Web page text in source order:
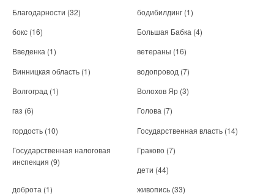
Благодарности (32) бодибилдинг (1)
бокс (16) Большая Бабка (4)
Введенка (1) ветераны (16)
Винницкая область (1) водопровод (7)
Волгоград (1) Волохов Яр (3)
газ (6) Голова (7)
гордость (10) Государственная власть (14)
Государственная налоговая
инспекция (9)
Граково (7)
дети (44)
доброта (1) живопись (33)